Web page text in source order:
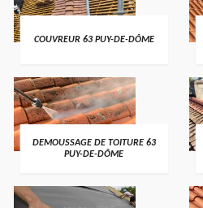
COUVREUR 63 PUY-DE-DÔME
DEMOUSSAGE DE TOITURE 63
PUY-DE-DÔME